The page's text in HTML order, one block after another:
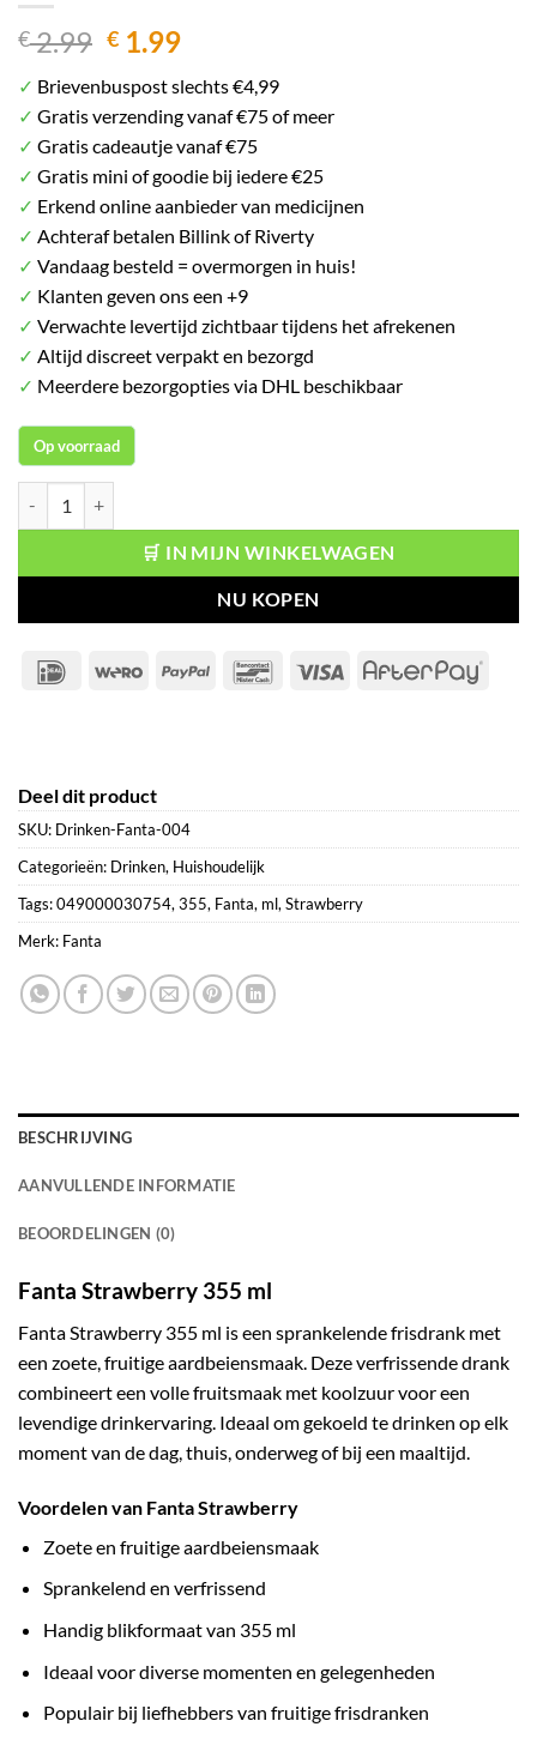
€2.99 Oorspronkelijke
was:
€ 2.99.
€ 1.99Huidige
is:
€ 1.99.
✓ Brievenbuspost slechts €4,99
✓ Gratis verzending vanaf €75 of meer
✓ Gratis cadeautje vanaf €75
✓ Gratis mini of goodie bij iedere €25
✓ Erkend online aanbieder van medicijnen
✓ Achteraf betalen Billink of Riverty
✓ Vandaag besteld = overmorgen in huis!
✓ Klanten geven ons een +9
✓ Verwachte levertijd zichtbaar tijdens het afrekenen
✓ Altijd discreet verpakt en bezorgd
✓ Meerdere bezorgopties via DHL beschikbaar
Op voorraad
🛒 IN MIJN WINKELWAGEN
NU KOPEN
IDeal Wero PayPal Bancontact
Visa
Deel dit product
SKU: Drinken-Fanta-004
Categorieën: Drinken, Huishoudelijk
Tags:049000030754,355, Fanta, ml,Strawberry
Merk: Fanta
BESCHRIJVING
AANVULLENDE INFORMATIE
BEOORDELINGEN (0)
Fanta Strawberry 355 ml
Fanta Strawberry 355 ml is een sprankelende frisdrank met
een zoete, fruitige aardbeiensmaak. Deze verfrissende drank
combineert een volle fruitsmaak met koolzuur voor een
levendige drinkervaring. Ideaal om gekoeld te drinken op elk
moment van de dag, thuis, onderweg of bij een maaltijd.
Voordelen van Fanta Strawberry
Zoete en fruitige aardbeiensmaak
Sprankelend en verfrissend
Handig blikformaat van 355 ml
Ideaal voor diverse momenten en gelegenheden
Populair bij liefhebbers van fruitige frisdranken